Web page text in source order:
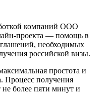
компаний ООО
проекта — помощь в
необходимых
российской визы.
простота и
Процесс получения
более пяти минут и